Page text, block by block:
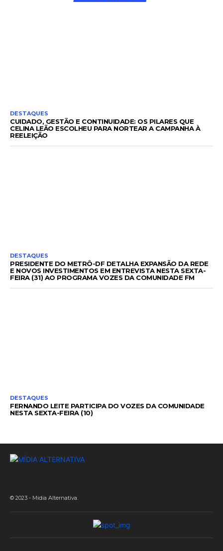
DESTAQUES
CUIDADO, GESTÃO E CONTINUIDADE: OS PILARES QUE
CELINA LEÃO ESCOLHEU PARA NORTEAR A CAMPANHA À
REELEIÇÃO
DESTAQUES
PRESIDENTE DO METRÔ-DF DETALHA EXPANSÃO DA REDE
E NOVOS INVESTIMENTOS EM ENTREVISTA NESTA SEXTA-
FEIRA (31) AO PROGRAMA VOZES DA COMUNIDADE FM
DESTAQUES
FERNANDO LEITE PARTICIPA DO VOZES DA COMUNIDADE
NESTA SEXTA-FEIRA (10)
© 2023 - Midia Alternativa.